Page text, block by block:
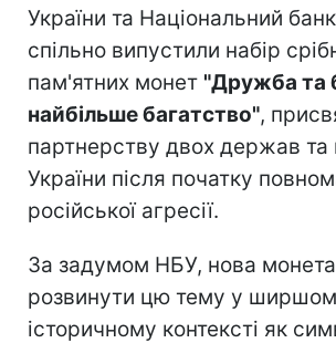
України та Національний
спільно випустили набір
пам'ятних монет "Дружба та
найбільше багатство",
партнерству двох держав та
України після початку
російської агресії.
За задумом НБУ, нова
розвинути цю тему у
історичному контексті як